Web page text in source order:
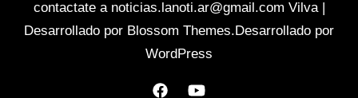
contactate a noticias.lanoti.ar@gmail.com Vilva |
Desarrollado por Blossom Themes.Desarrollado por
WordPress